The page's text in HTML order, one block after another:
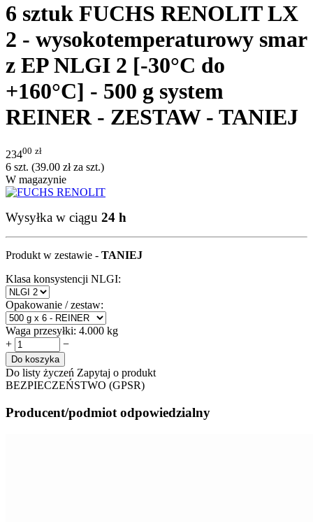
6 sztuk FUCHS RENOLIT LX
2 - wysokotemperaturowy smar
z EP NLGI 2 [-30°C do
+160°C] - 500 g system
REINER - ZESTAW - TANIEJ
23400 zł
6 szt. (39.00 złza szt.)
W magazynie
Wysyłka w ciągu 24 h
Produkt w zestawie - TANIEJ
Klasa konsystencji NLGI:
Opakowanie / zestaw:
Waga przesyłki: 4.000 kg
+
−
Do koszyka
Do listy życzeń Zapytaj o produkt
BEZPIECZEŃSTWO (GPSR)
Producent/podmiot odpowiedzialny